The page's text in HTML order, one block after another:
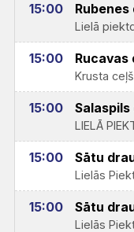
15:00
Lielā
15:00 Rucavas
Krusta ceļš
15:00
LIELĀ
15:00 Sātu
Lielās
15:00 Sātu
Lielās